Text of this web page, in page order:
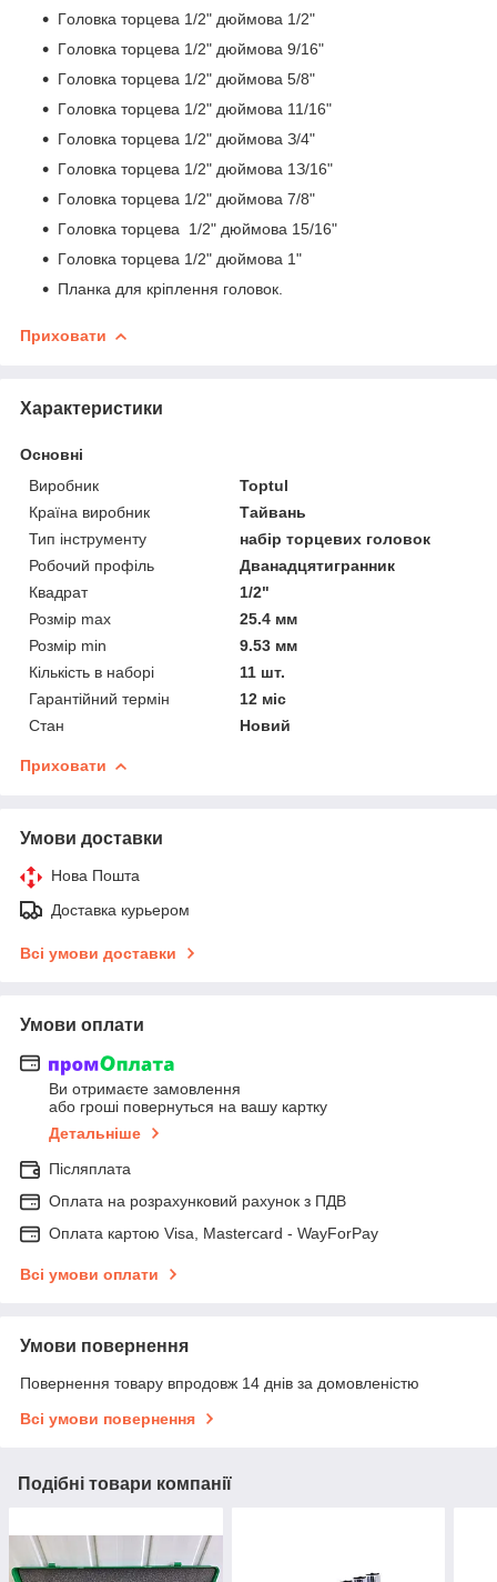
Гoлoвкa тopцeвa 1/2" дюймoвa 1/2"
Гoлoвкa тopцeвa 1/2" дюймoвa 9/16"
Гoлoвкa тopцeвa 1/2" дюймoвa 5/8"
Гoлoвкa тopцeвa 1/2" дюймoвa 11/16"
Гoлoвкa тopцeвa 1/2" дюймoвa З/4"
Гoлoвкa тopцeвa 1/2" дюймoвa 1З/16"
Гoлoвкa тopцeвa 1/2" дюймoвa 7/8"
Гoлoвкa тopцeвa 1/2" дюймoвa 15/16"
Гoлoвкa тopцeвa 1/2" дюймoвa 1"
Планка для кріплення головок.
Приховати
Характеристики
Основні
Виробник
Toptul
Країна виробник
Тайвань
Тип інструменту
набір торцевих головок
Робочий профіль
Дванадцятигранник
Квадрат
1/2"
Розмір max
25.4 мм
Розмір min
9.53 мм
Кількість в наборі
11 шт.
Гарантійний термін
12 міс
Стан
Новий
Приховати
Умови доставки
Нова Пошта
Доставка курьером
Всі умови доставки
Умови оплати
Ви отримаєте замовлення
або гроші повернуться на вашу картку
Детальніше
Післяплата
Оплата на розрахунковий рахунок з ПДВ
Оплата картою Visa, Mastercard - WayForPay
Всі умови оплати
Умови повернення
Повернення товару впродовж 14 днів за домовленістю
Всі умови повернення
Подібні товари компанії